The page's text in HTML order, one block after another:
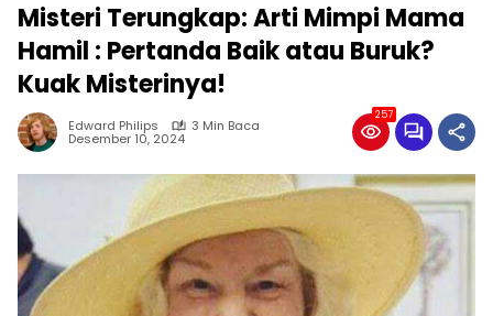
Misteri Terungkap: Arti Mimpi Mama
Hamil : Pertanda Baik atau Buruk?
Kuak Misterinya!
Edward Philips 3 Min Baca
Desember 10, 2024
257